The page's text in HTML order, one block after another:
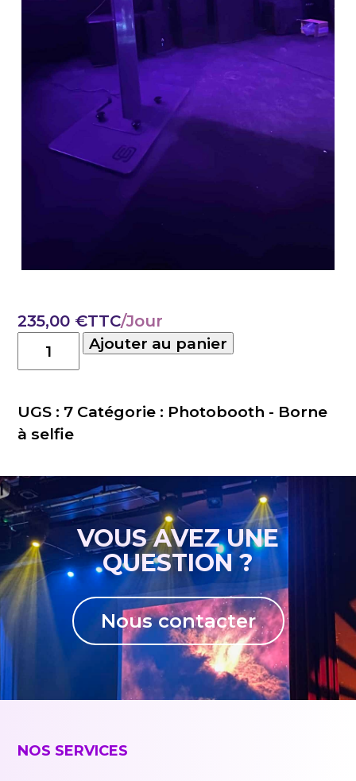
235,00 €TTC
quantité
de
700
tirages
Ajouter au panier
UGS : 7 Catégorie : Photobooth - Borne
à selfie
VOUS AVEZ UNE
QUESTION ?
Nous contacter
NOS SERVICES